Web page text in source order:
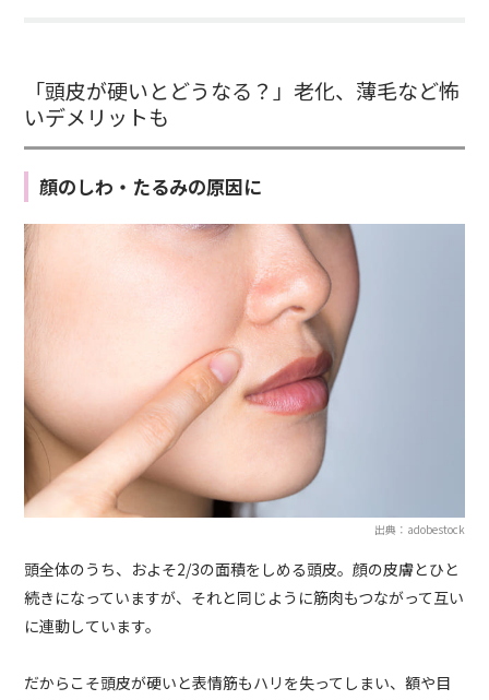
「頭皮が硬いとどうなる？」老化、薄毛など怖
いデメリットも
顔のしわ・たるみの原因に
出典：adobestock
頭全体のうち、およそ2/3の面積をしめる頭皮。顔の皮膚とひと
続きになっていますが、それと同じように筋肉もつながって互い
に連動しています。
だからこそ頭皮が硬いと表情筋もハリを失ってしまい、額や目